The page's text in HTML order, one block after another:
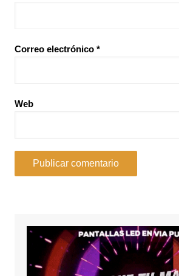
Correo electrónico *
Web